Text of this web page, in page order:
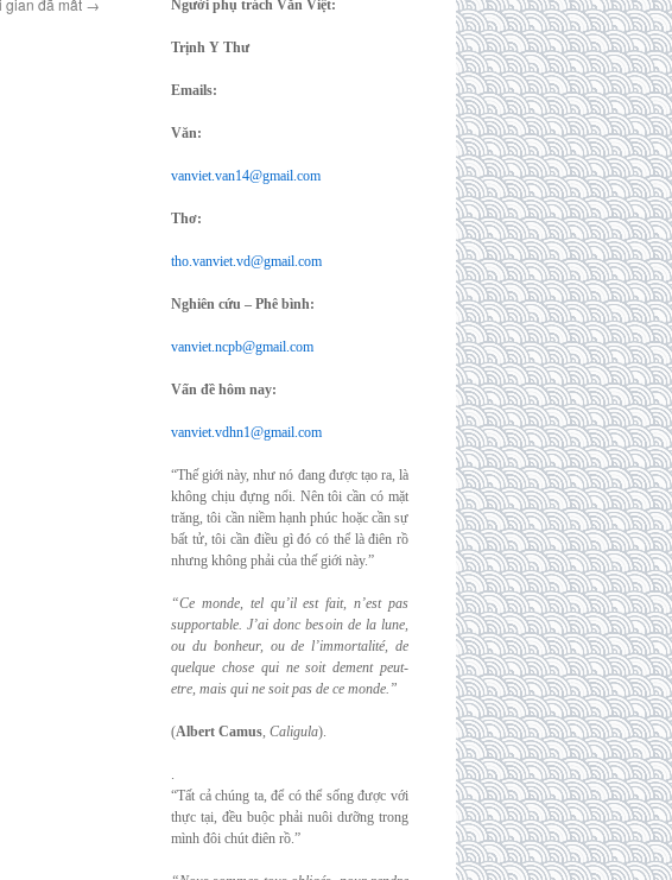
gian đã mất → Người phụ trách Văn Việt:
Trịnh Y Thư
Emails:
Văn:
vanviet.van14@gmail.com
Thơ:
tho.vanviet.vd@gmail.com
Nghiên cứu – Phê bình:
vanviet.ncpb@gmail.com
Vấn đề hôm nay:
vanviet.vdhn1@gmail.com
“Thế giới này, như nó đang được tạo ra, là
không chịu đựng nổi. Nên tôi cần có mặt
trăng, tôi cần niềm hạnh phúc hoặc cần sự
bất tử, tôi cần điều gì đó có thể là điên rồ
nhưng không phải của thế giới này.”
“Ce monde, tel qu’il est fait, n’est pas
supportable. J’ai donc besoin de la lune,
ou du bonheur, ou de l’immortalité, de
quelque chose qui ne soit dement peut-
etre, mais qui ne soit pas de ce monde.”
(Albert Camus, Caligula).
.
“Tất cả chúng ta, để có thể sống được với
thực tại, đều buộc phải nuôi dưỡng trong
mình đôi chút điên rồ.”